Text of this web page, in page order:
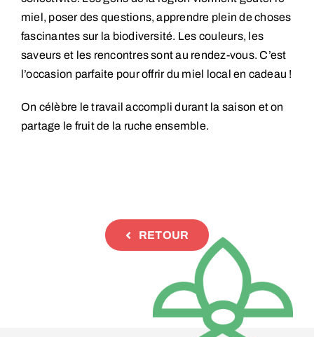
miel, poser des questions, apprendre plein de choses
fascinantes sur la biodiversité. Les couleurs, les
saveurs et les rencontres sont au rendez-vous. C’est
l’occasion parfaite pour offrir du miel local en cadeau !
On célèbre le travail accompli durant la saison et on
partage le fruit de la ruche ensemble.
RETOUR